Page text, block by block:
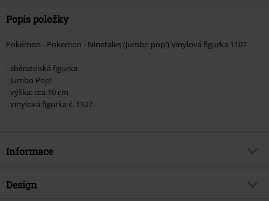
Popis položky
Pokémon - Pokemon - Ninetales (Jumbo pop!) Vinylová figurka 1107
- sběratelská figurka
- Jumbo Pop!
- výška: cca 10 cm
- vinylová figurka č. 1107
Informace
Zboží č.
Design